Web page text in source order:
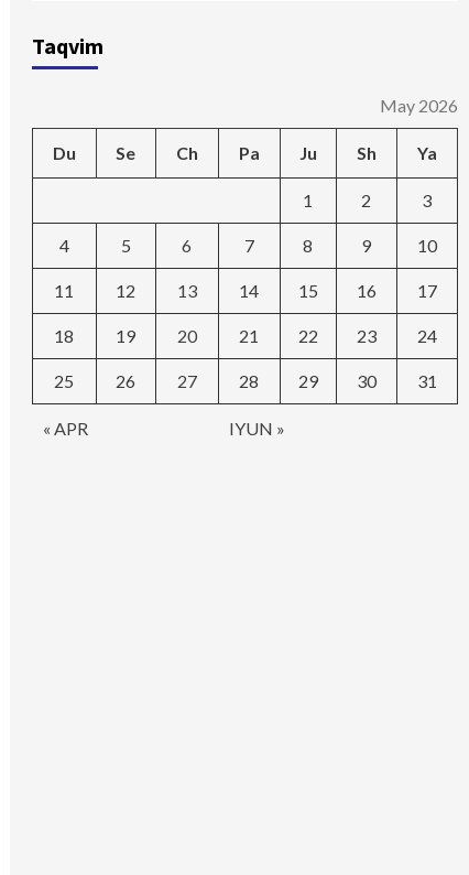
Taqvim
May 2026
Du Se Ch Pa Ju Sh Ya
« APR IYUN »
1 2 3
4 5 6 7 8 9 10
11 12 13 14 15 16 17
18 19 20 21 22 23 24
25 26 27 28 29 30 31